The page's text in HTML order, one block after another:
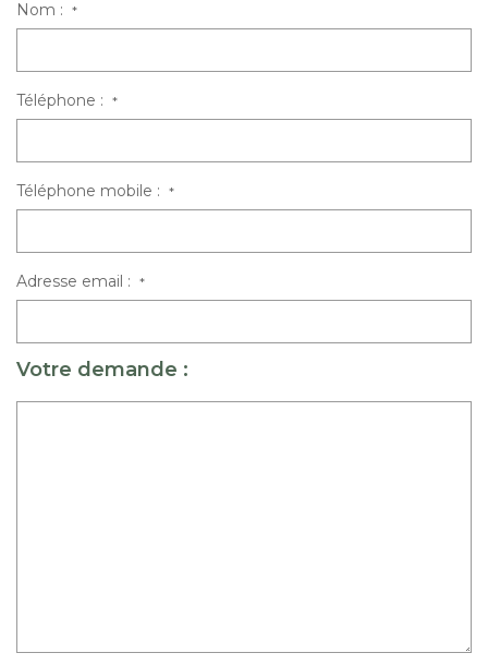
Nom : *
Téléphone : *
Téléphone mobile : *
Adresse email : *
Votre demande :